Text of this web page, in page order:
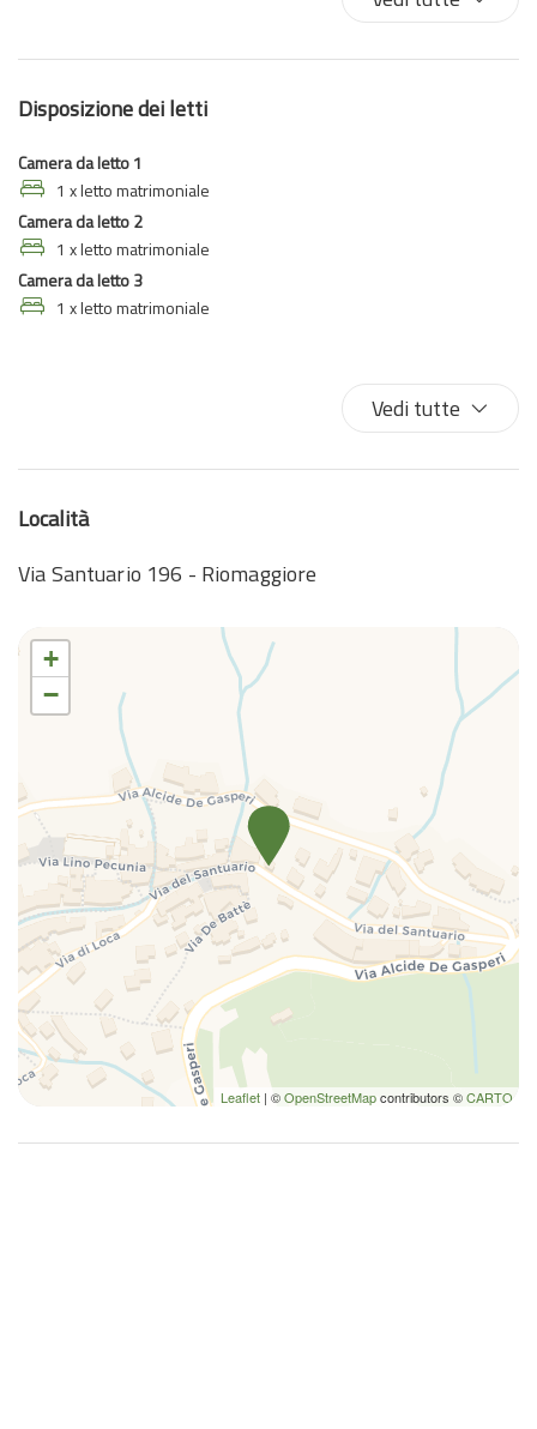
Asciugamani
Auto non necessaria
Biancheria da letto
Bicchieri
Bidet
Climatizzatore
Cucina
Gabinetto
Non fumatori
Nozioni di base sulla cucina
Pentole e padelle
Piatti
Piatti e ciotole
Piatti e Posate
Rilevatore di monossido di carbonio
Riscaldamento
Riscaldamento autonomo
Riscaldamento / Condizionatore autonomo
Tavolo e sedie
TV
Utensili
Disposizione dei letti
Camera da letto 1
1 x letto matrimoniale
Camera da letto 2
1 x letto matrimoniale
Camera da letto 3
1 x letto matrimoniale
Vedi tutte
Località
Via Santuario 196 - Riomaggiore
+
−
Leaflet | ©OpenStreetMapcontributors ©CARTO